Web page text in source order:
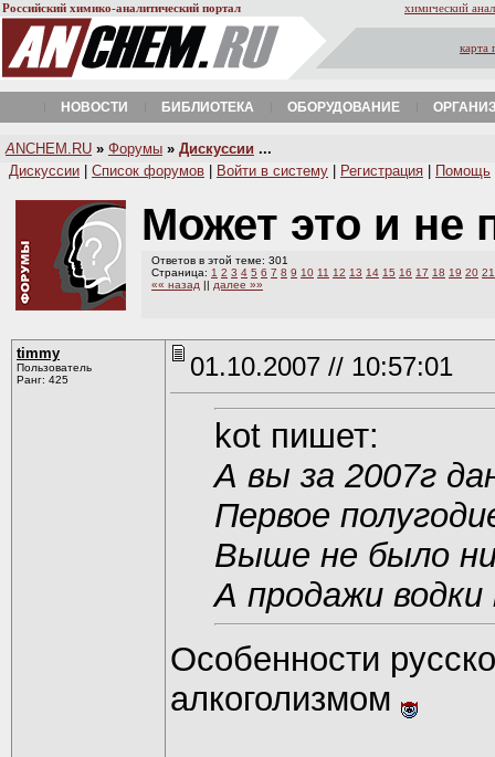
Российский химико-аналитический портал химический
карта
НОВОСТИ БИБЛИОТЕКА ОБОРУДОВАНИЕ
A NCHEM.RU » Форумы » Дискуссии ...
Дискуссии
Список форумов Войти в систему Регистрация Помощь
Может это и не
Ответов в этой теме: 301
Страница: 1 2 3 4 5 6 7 8 9 10 11 12 13 14 15 16 17 18 19 20 21
«« назад || далее »»
timmy
Пользователь
Ранг: 425
01.10.2007 // 10:57:01
kot пишет:
А вы за 2007г
Первое
Выше не было
А продажи водки
Особенности
алкоголизмом